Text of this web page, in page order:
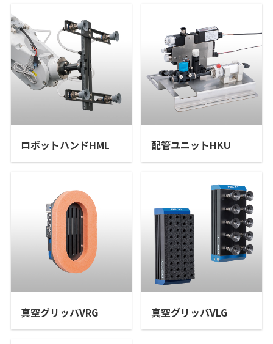
ロボットハンドHML 配管ユニットHKU
真空グリッパVRG 真空グリッパVLG